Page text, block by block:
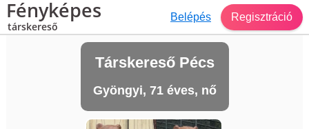
Fényképes
társkereső
Belépés Regisztráció
Társkereső Pécs
Gyöngyi, 71 éves, nő